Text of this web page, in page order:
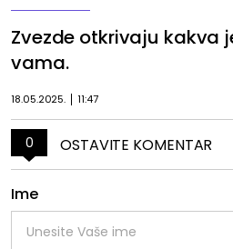
Zvezde otkrivaju kakva
vama.
18.05.2025. 11:47
0 OSTAVITE KOMENTAR
Ime